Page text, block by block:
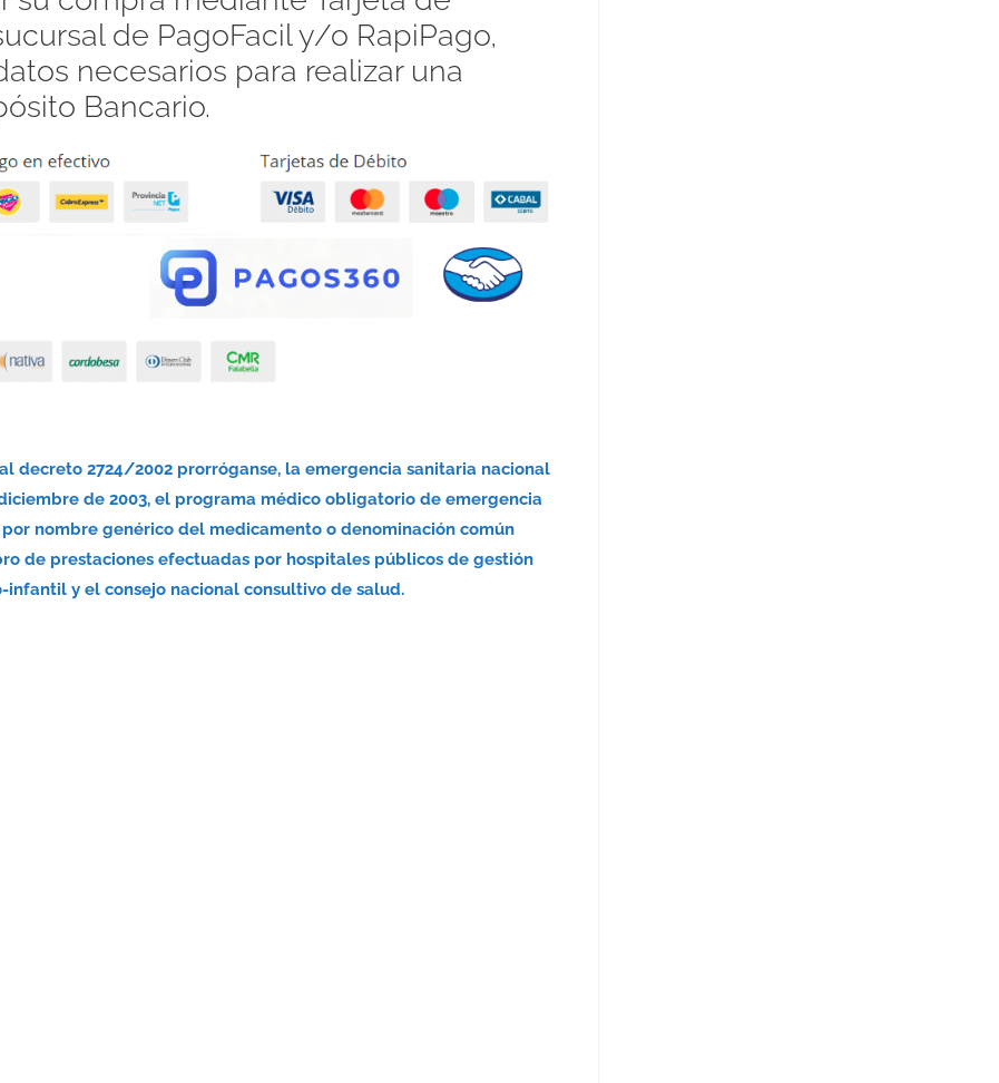
de PagoFacil y/o RapiPago,
necesarios para realizar una
Bancario.
decreto 2724/2002 prorróganse, la emergencia sanitaria nacional
de 2003, el programa médico obligatorio de emergencia
nombre genérico del medicamento o denominación común
de prestaciones efectuadas por hospitales públicos de gestión
y el consejo nacional consultivo de salud.